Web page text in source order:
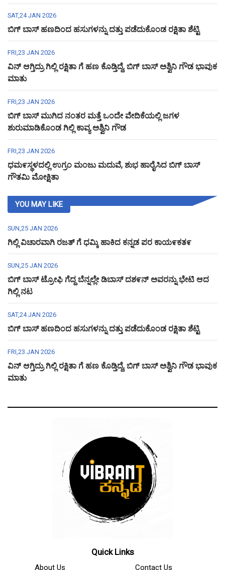
SAT,24 JAN 2026
ಬಿಗ್ ಬಾಸ್ ಹಣದಿಂದ ಹಸುಗಳನ್ನು ದತ್ತು ಪಡೆದುಕೊಂಡ ರಕ್ಷಿತಾ ಶೆಟ್ಟಿ
FRI,23 JAN 2026
ವಿನ್ ಆಗ್ತಿದ್ರು ಗಿಲ್ಲಿ ರಕ್ಷಿತಾ ಗೆ ಹಣ ಕೊಡ್ತಿದ್ದೆ, ಬಿಗ್ ಬಾಸ್ ಅಶ್ವಿನಿ ಗೌಡ ಭಾವುಕ
ಮಾತು
FRI,23 JAN 2026
ಬಿಗ್ ಬಾಸ್ ಮುಗಿದ ನಂತರ ಮತ್ತೆ ಒಂದೇ ವೇದಿಕೆಯಲ್ಲಿ ಜಗಳ
ಶುರುಮಾಡಿಕೊಂಡ ಗಿಲ್ಲಿ ಕಾವ್ಯ ಅಶ್ವಿನಿ ಗೌಡ
FRI,23 JAN 2026
ಧಮ೯ಸ್ಥಳದಲ್ಲಿ ಉಗ್ರಂ ಮಂಜು ಮದುವೆ, ಶುಭ ಹಾರೈಸಿದ ಬಿಗ್ ಬಾಸ್
ಗೌತಮಿ ಮೋಕ್ಷಿತಾ
YOU MAY LIKE
SUN,25 JAN 2026
ಗಿಲ್ಲಿ ವಿಚಾರವಾಗಿ ರಜತ್ ಗೆ ಧಮ್ಕಿ ಹಾಕಿದ ಕನ್ನಡ ಪರ ಕಾಯ೯ಕತ೯
SUN,25 JAN 2026
ಬಿಗ್ ಬಾಸ್ ಟ್ರೋಫಿ ಗೆದ್ದ ಬೆನ್ನಲ್ಲೇ ಡಿಬಾಸ್ ದಶ೯ನ್ ಅವರನ್ನು ಭೇಟಿ ಆದ
ಗಿಲ್ಲಿ ನಟ
SAT,24 JAN 2026
ಬಿಗ್ ಬಾಸ್ ಹಣದಿಂದ ಹಸುಗಳನ್ನು ದತ್ತು ಪಡೆದುಕೊಂಡ ರಕ್ಷಿತಾ ಶೆಟ್ಟಿ
FRI,23 JAN 2026
ವಿನ್ ಆಗ್ತಿದ್ರು ಗಿಲ್ಲಿ ರಕ್ಷಿತಾ ಗೆ ಹಣ ಕೊಡ್ತಿದ್ದೆ, ಬಿಗ್ ಬಾಸ್ ಅಶ್ವಿನಿ ಗೌಡ ಭಾವುಕ
ಮಾತು
Quick Links
About Us Contact Us